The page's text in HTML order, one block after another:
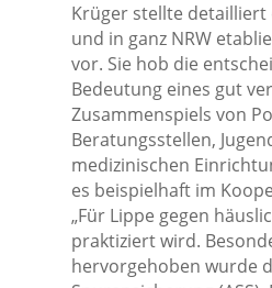
Krüger stellte detailliert
und in ganz NRW
vor. Sie hob die
Bedeutung eines gut
Zusammenspiels von
Beratungsstellen,
medizinischen
es beispielhaft im
„Für Lippe gegen
praktiziert wird.
hervorgehoben wurde